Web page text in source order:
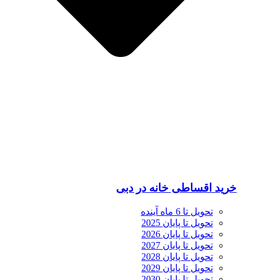
خرید اقساطی خانه در دبی
تحویل تا 6 ماه آینده
تحویل تا پایان 2025
تحویل تا پایان 2026
تحویل تا پایان 2027
تحویل تا پایان 2028
تحویل تا پایان 2029